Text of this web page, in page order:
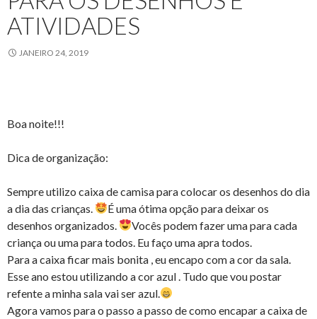
ATIVIDADES
JANEIRO 24, 2019
Boa noite!!!
Dica de organização:
Sempre utilizo caixa de camisa para colocar os desenhos do dia
a dia das crianças.
É uma ótima opção para deixar os
desenhos organizados.
Vocês podem fazer uma para cada
criança ou uma para todos. Eu faço uma apra todos.
Para a caixa ficar mais bonita , eu encapo com a cor da sala.
Esse ano estou utilizando a cor azul . Tudo que vou postar
refente a minha sala vai ser azul.
Agora vamos para o passo a passo de como encapar a caixa de